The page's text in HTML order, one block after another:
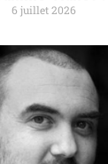
6 juillet 2026